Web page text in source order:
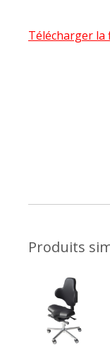
Télécharger la
Produits